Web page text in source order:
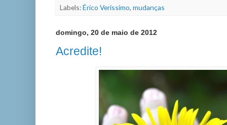
Labels:Érico Veríssimo, mudanças
domingo, 20 de maio de 2012
Acredite!